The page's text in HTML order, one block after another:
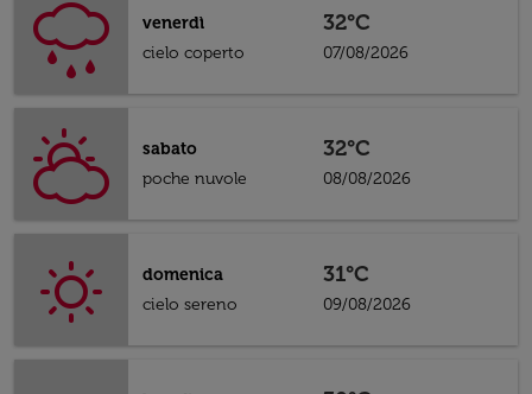
venerdì
cielo coperto
32°C
07/08/2026
sabato
poche nuvole
32°C
08/08/2026
domenica
cielo sereno
31°C
09/08/2026